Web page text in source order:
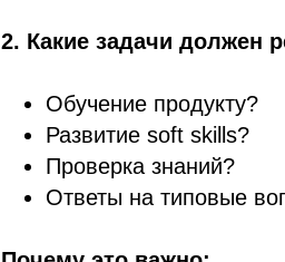
2. Какие задачи должен
Обучение продукту?
Развитие soft skills?
Проверка знаний?
Ответы на типовые